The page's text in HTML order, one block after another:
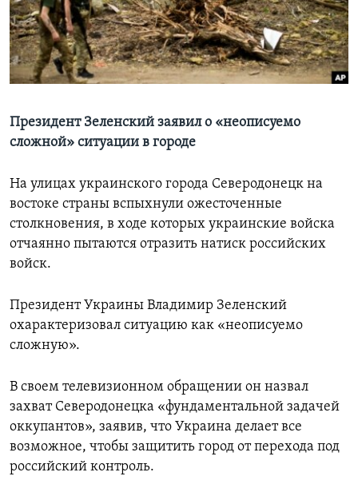
Learning English
СОЦИАЛЬНЫЕ СЕТИ
Языки
Президент Зеленский заявил о «неописуемо
сложной» ситуации в городе
На улицах украинского города Северодонецк на
востоке страны вспыхнули ожесточенные
столкновения, в ходе которых украинские войска
отчаянно пытаются отразить натиск российских
войск.
Президент Украины Владимир Зеленский
охарактеризовал ситуацию как «неописуемо
сложную».
В своем телевизионном обращении он назвал
захват Северодонецка «фундаментальной задачей
оккупантов», заявив, что Украина делает все
возможное, чтобы защитить город от перехода под
российский контроль.